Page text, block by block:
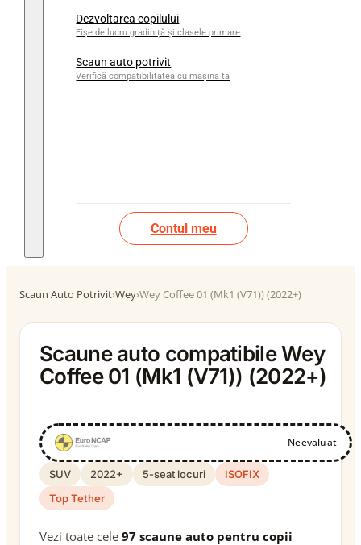
Dezvoltarea copilului
Fișe de lucru gradiniță și clasele primare
Scaun auto potrivit
Verifică compatibilitatea cu mașina ta
Contul meu
Scaun Auto Potrivit›Wey›Wey Coffee 01 (Mk1 (V71)) (2022+)
Scaune auto compatibile Wey
Coffee 01 (Mk1 (V71)) (2022+)
Neevaluat
SUV 2022+ 5-seat locuri
ISOFIX
Top Tether
Vezi toate cele 97 scaune auto pentru copii